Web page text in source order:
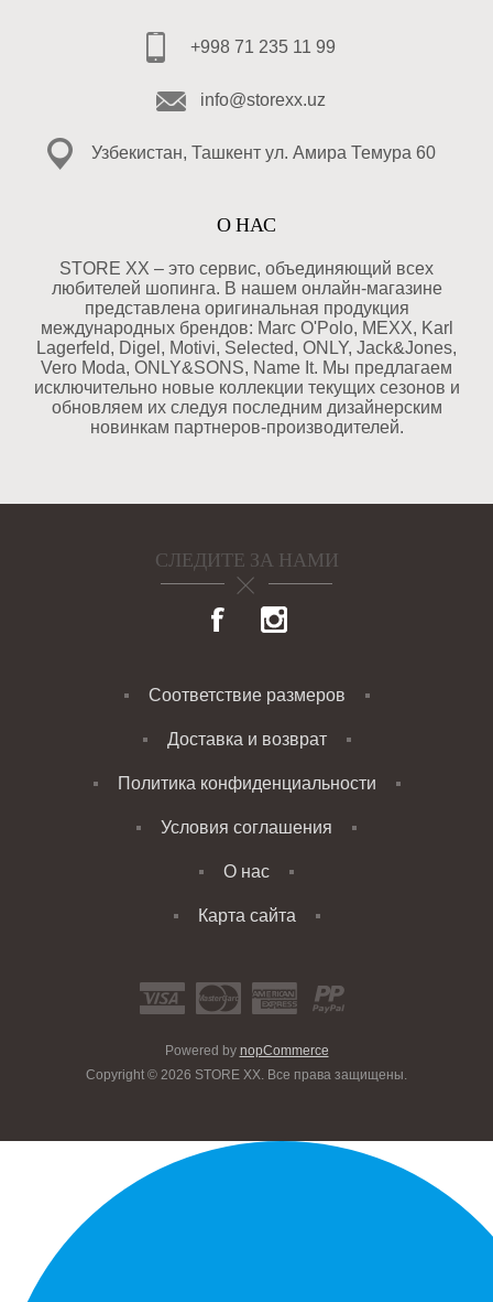
+998 71 235 11 99
info@storexx.uz
Узбекистан, Ташкент ул. Амира Темура 60
О НАС
STORE XX – это сервис, объединяющий всех
любителей шопинга. В нашем онлайн-магазине
представлена оригинальная продукция
международных брендов: Marc O'Polo, MEXX, Karl
Lagerfeld, Digel, Motivi, Selected, ONLY, Jack&Jones,
Vero Moda, ONLY&SONS, Name It. Мы предлагаем
исключительно новые коллекции текущих сезонов и
обновляем их следуя последним дизайнерским
новинкам партнеров-производителей.
СЛЕДИТЕ ЗА НАМИ
Соответствие размеров
Доставка и возврат
Политика конфиденциальности
Условия соглашения
О нас
Карта сайта
Powered by nopCommerce
Copyright © 2026 STORE XX. Все права защищены.